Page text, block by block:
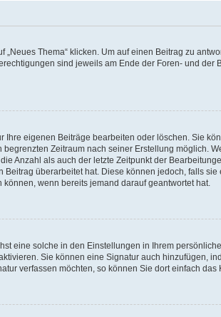
Thema“ klicken. Um auf einen Beitrag zu
sind jeweils am Ende der Foren- und der
eigenen Beiträge bearbeiten oder löschen. Sie
Zeitraum nach seiner Erstellung möglich.
Anzahl als auch der letzte Zeitpunkt der
überarbeitet hat. Diese können jedoch, falls
wenn bereits jemand darauf geantwortet hat.
eine solche in den Einstellungen in Ihrem
Sie können eine Signatur auch hinzufügen,
verfassen möchten, so können Sie dort einfach das